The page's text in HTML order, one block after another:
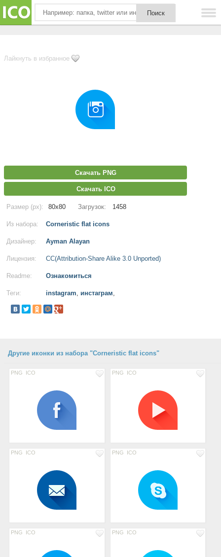
Лайкнуть в избранное
Скачать PNG
Скачать ICO
Размер (px): 80x80 Загрузок: 1458
Из набора: Corneristic flat icons
Дизайнер: Ayman Alayan
Лицензия: CC(Attribution-Share Alike 3.0 Unported)
Readme: Ознакомиться
Теги: instagram, инстаграм,
Другие иконки из набора "Corneristic flat icons"
PNG ICO PNG ICO
PNG ICO PNG ICO
PNG ICO PNG ICO